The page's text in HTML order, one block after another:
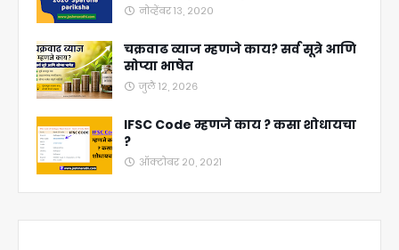
नोव्हेंबर १३, २०२०
चक्रवाढ व्याज म्हणजे काय? सर्व सूत्रे आणि
सोप्या भाषेत
जुलै १२, २०२६
IFSC Code म्हणजे काय ? कसा शोधायचा
?
ऑक्टोबर २०, २०२१